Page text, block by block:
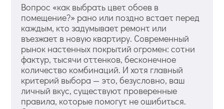
Вопрос «как выбрать цвет обоев в
помещение?» рано или поздно встает перед
каждым, кто задумывает ремонт или
въезжает в новую квартиру. Современный
рынок настенных покрытий огромен: сотни
фактур, тысячи оттенков, бесконечное
количество комбинаций. И хотя главный
критерий выбора — это, безусловно, ваш
личный вкус, существуют проверенные
правила, которые помогут не ошибиться.